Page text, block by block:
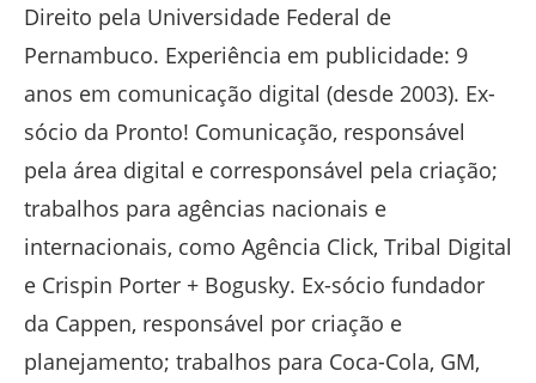
Direito pela Universidade Federal de
Pernambuco. Experiência em publicidade: 9
anos em comunicação digital (desde 2003). Ex-
sócio da Pronto! Comunicação, responsável
pela área digital e corresponsável pela criação;
trabalhos para agências nacionais e
internacionais, como Agência Click, Tribal Digital
e Crispin Porter + Bogusky. Ex-sócio fundador
da Cappen, responsável por criação e
planejamento; trabalhos para Coca-Cola, GM,